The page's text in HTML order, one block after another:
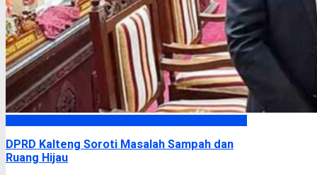
DPRD Kalteng Soroti Masalah Sampah dan
Ruang Hijau